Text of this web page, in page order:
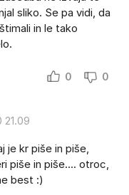
sliko. Se pa vidi, da
in le tako
0 0
21.09
je kr piše in piše,
piše in piše.... otroc,
best :)